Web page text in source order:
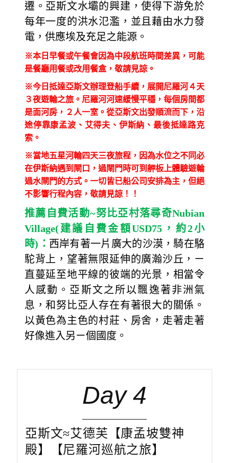
遷。亞斯文水壩的興建，使得下游免於
每年一度的洪水氾濫，並且藉由水力發
電，供應埃及充足之能源。
※本日早餐或午餐會因為中段航班時間差異，可能
是餐廳用餐或改用餐盒，敬請見諒。
※今日抵達亞斯文辦理登船手續，展開尼羅河４天
３夜遊輪之旅。尼羅河河速緩慢平穩，每個房間都
是面河房，２人一室。從亞斯文出發順流而下，沿
途停靠康孟波、艾得夫、伊斯納、最後抵達路克
索。
※當地五星河輪四天三夜旅程，因為水位之不同必
在伊斯納遇到閘口，過閘門時可到舺板上體驗遊輪
過水閘門的方式。一切皆已船公司安排為主，但絕
不影響行程內容，敬請見諒！！
推薦自費活動~努比亞村落尋奇Nubian
Village( 建議自費金額USD75，約2小
時) ： 西岸有著一片廣大的沙漠，騎在駱
駝背上，望著無限延伸的廣瀚沙丘，ㄧ
直蔓延至地平線的彼端的光景，相當令
人感動。亞斯文之所以飄逸著非洲氣
息，和努比亞人存在有著很大的關係。
以黃色為主色的村莊、房舍，走著走著
好像進入另ㄧ個國度。
Day 4
亞斯文≈艾德芙【康孟坡雙神
殿】【尼羅河巡航之旅】